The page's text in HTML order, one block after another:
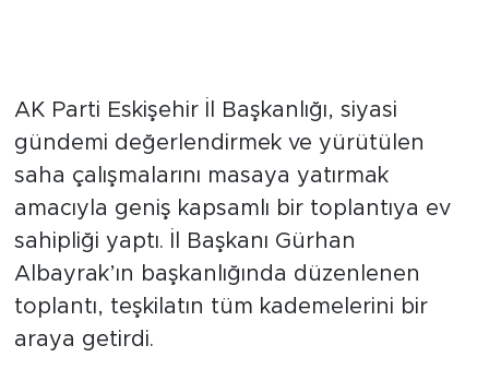
AK Parti Eskişehir İl Başkanlığı, siyasi
gündemi değerlendirmek ve yürütülen
saha çalışmalarını masaya yatırmak
amacıyla geniş kapsamlı bir toplantıya ev
sahipliği yaptı. İl Başkanı Gürhan
Albayrak’ın başkanlığında düzenlenen
toplantı, teşkilatın tüm kademelerini bir
araya getirdi.